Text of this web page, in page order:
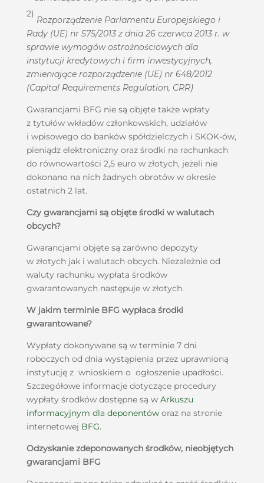
2)
Rozporządzenie Parlamentu Europejskiego i
Rady (UE) nr 575/2013 z dnia 26 czerwca 2013 r. w
sprawie wymogów ostrożnościowych dla
instytucji kredytowych i firm inwestycyjnych,
zmieniające rozporządzenie (UE) nr 648/2012
(Capital Requirements Regulation, CRR)
Gwarancjami BFG nie są objęte także wpłaty
z tytułów wkładów członkowskich, udziałów
i wpisowego do banków spółdzielczych i SKOK-ów,
pieniądz elektroniczny oraz środki na rachunkach
do równowartości 2,5 euro w złotych, jeżeli nie
dokonano na nich żadnych obrotów w okresie
ostatnich 2 lat.
Czy gwarancjami są objęte środki w walutach
obcych?
Gwarancjami objęte są zarówno depozyty
w złotych jak i walutach obcych. Niezależnie od
waluty rachunku wypłata środków
gwarantowanych następuje w złotych.
W jakim terminie BFG wypłaca środki
gwarantowane?
Wypłaty dokonywane są w terminie 7 dni
roboczych od dnia wystąpienia przez uprawnioną
instytucję z wnioskiem o ogłoszenie upadłości.
Szczegółowe informacje dotyczące procedury
wypłaty środków dostępne są w Arkuszu
informacyjnym dla deponentów oraz na stronie
internetowej BFG.
Odzyskanie zdeponowanych środków, nieobjętych
gwarancjami BFG